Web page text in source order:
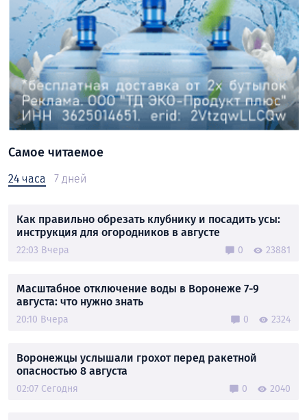
Самое читаемое
24 часа 7 дней
Как правильно обрезать клубнику и посадить усы:
инструкция для огородников в августе
22:03 Вчера 0 23881
Масштабное отключение воды в Воронеже 7-9
августа: что нужно знать
20:10 Вчера 0 2324
Воронежцы услышали грохот перед ракетной
опасностью 8 августа
02:07 Сегодня 0 2040